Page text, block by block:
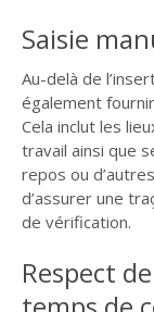
Saisie
Au-delà de
également
Cela inclut les
travail ainsi que
repos ou
d’assurer une
de vérification.
Respect